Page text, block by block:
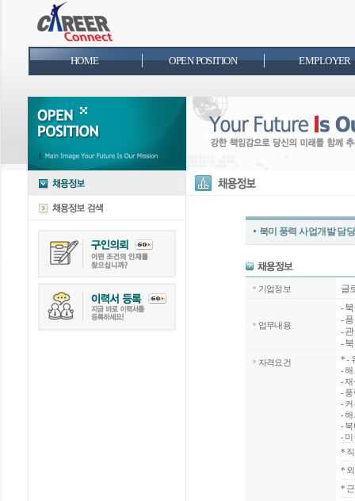
HOME OPEN POSITION EMPLOYER
북미 풍력 사업개발 담
기업정보 글
업무내용
-
-
-
-
자격요건 *-
-
-
-
-
-
-
-
*
*
*